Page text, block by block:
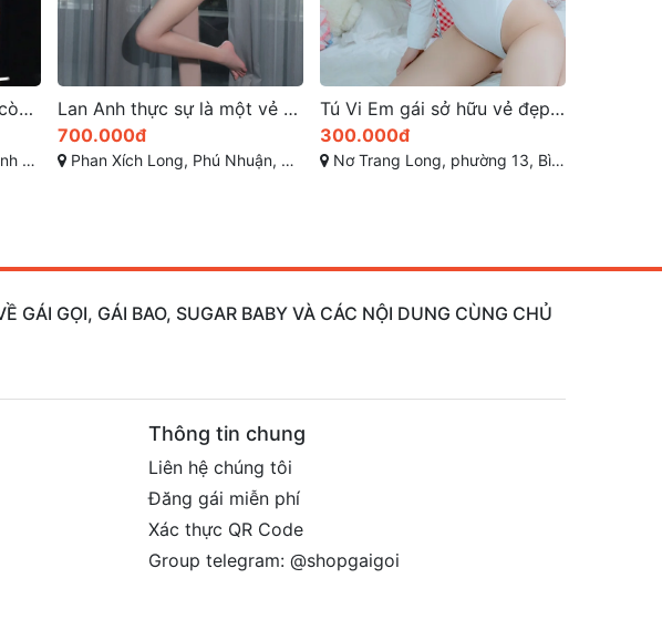
Lan Anh thực sự là một vẻ đẹp đầy quyến rũ
Tú Vi Em gái sở hữu vẻ đẹp mê hồn đáng yêu
300.000đ
Nơ Trang Long, phường 13, Bình Thạnh, Thành phố Hồ Chí Minh
Gái gọi sài gòn Vip mang tên Hương Thảo
500.000đ
Trần Thiện Chánh, Phường 12 (Quận 10), Quận 10 sài gòn
GÁI GỌI, GÁI BAO, SUGAR BABY VÀ CÁC NỘI DUNG CÙNG CHỦ
Thông tin chung
Liên hệ chúng tôi
Đăng gái miễn phí
Xác thực QR Code
Group telegram: @shopgaigoi